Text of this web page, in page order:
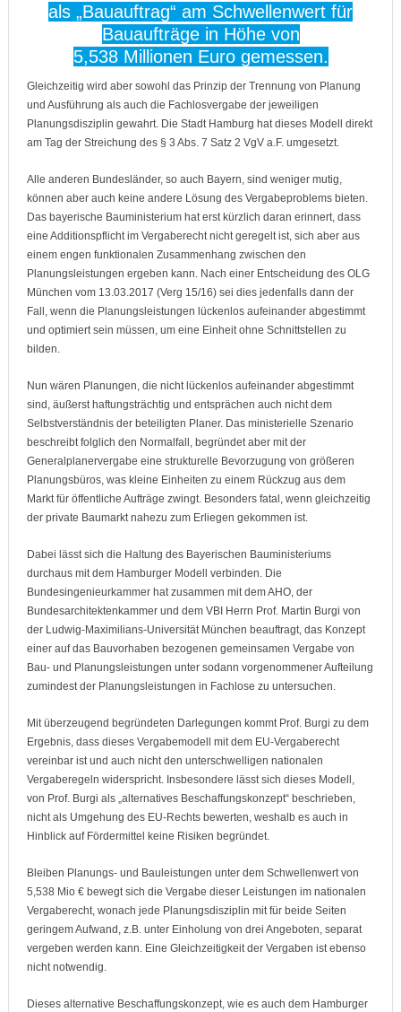
als „Bauauftrag“ am Schwellenwert für
Bauaufträge in Höhe von
5,538 Millionen Euro gemessen.
Gleichzeitig wird aber sowohl das Prinzip der Trennung von Planung
und Ausführung als auch die Fachlosvergabe der jeweiligen
Planungsdisziplin gewahrt. Die Stadt Hamburg hat dieses Modell direkt
am Tag der Streichung des § 3 Abs. 7 Satz 2 VgV a.F. umgesetzt.
Alle anderen Bundesländer, so auch Bayern, sind weniger mutig,
können aber auch keine andere Lösung des Vergabeproblems bieten.
Das bayerische Bauministerium hat erst kürzlich daran erinnert, dass
eine Additionspflicht im Vergaberecht nicht geregelt ist, sich aber aus
einem engen funktionalen Zusammenhang zwischen den
Planungsleistungen ergeben kann. Nach einer Entscheidung des OLG
München vom 13.03.2017 (Verg 15/16) sei dies jedenfalls dann der
Fall, wenn die Planungsleistungen lückenlos aufeinander abgestimmt
und optimiert sein müssen, um eine Einheit ohne Schnittstellen zu
bilden.
Nun wären Planungen, die nicht lückenlos aufeinander abgestimmt
sind, äußerst haftungsträchtig und entsprächen auch nicht dem
Selbstverständnis der beteiligten Planer. Das ministerielle Szenario
beschreibt folglich den Normalfall, begründet aber mit der
Generalplanervergabe eine strukturelle Bevorzugung von größeren
Planungsbüros, was kleine Einheiten zu einem Rückzug aus dem
Markt für öffentliche Aufträge zwingt. Besonders fatal, wenn gleichzeitig
der private Baumarkt nahezu zum Erliegen gekommen ist.
Dabei lässt sich die Haltung des Bayerischen Bauministeriums
durchaus mit dem Hamburger Modell verbinden. Die
Bundesingenieurkammer hat zusammen mit dem AHO, der
Bundesarchitektenkammer und dem VBI Herrn Prof. Martin Burgi von
der Ludwig-Maximilians-Universität München beauftragt, das Konzept
einer auf das Bauvorhaben bezogenen gemeinsamen Vergabe von
Bau- und Planungsleistungen unter sodann vorgenommener Aufteilung
zumindest der Planungsleistungen in Fachlose zu untersuchen.
Mit überzeugend begründeten Darlegungen kommt Prof. Burgi zu dem
Ergebnis, dass dieses Vergabemodell mit dem EU-Vergaberecht
vereinbar ist und auch nicht den unterschwelligen nationalen
Vergaberegeln widerspricht. Insbesondere lässt sich dieses Modell,
von Prof. Burgi als „alternatives Beschaffungskonzept“ beschrieben,
nicht als Umgehung des EU-Rechts bewerten, weshalb es auch in
Hinblick auf Fördermittel keine Risiken begründet.
Bleiben Planungs- und Bauleistungen unter dem Schwellenwert von
5,538 Mio € bewegt sich die Vergabe dieser Leistungen im nationalen
Vergaberecht, wonach jede Planungsdisziplin mit für beide Seiten
geringem Aufwand, z.B. unter Einholung von drei Angeboten, separat
vergeben werden kann. Eine Gleichzeitigkeit der Vergaben ist ebenso
nicht notwendig.
Dieses alternative Beschaffungskonzept, wie es auch dem Hamburger